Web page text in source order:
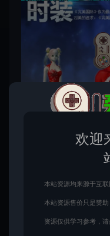
此资源仅限包季
该内容为数字化虚
制，不支持任何理由
助！如您不能接受
欢迎
本站资源均来源于互
本站资源售价只是赞
资源仅供学习参考，